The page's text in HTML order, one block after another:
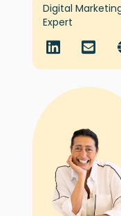
Digital
Expert